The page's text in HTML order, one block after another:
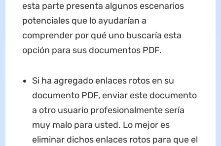
esta parte presenta algunos escenarios
potenciales que lo ayudarían a
comprender por qué uno buscaría esta
opción para sus documentos PDF.
Si ha agregado enlaces rotos en su
documento PDF, enviar este documento
a otro usuario profesionalmente sería
muy malo para usted. Lo mejor es
eliminar dichos enlaces rotos para que el